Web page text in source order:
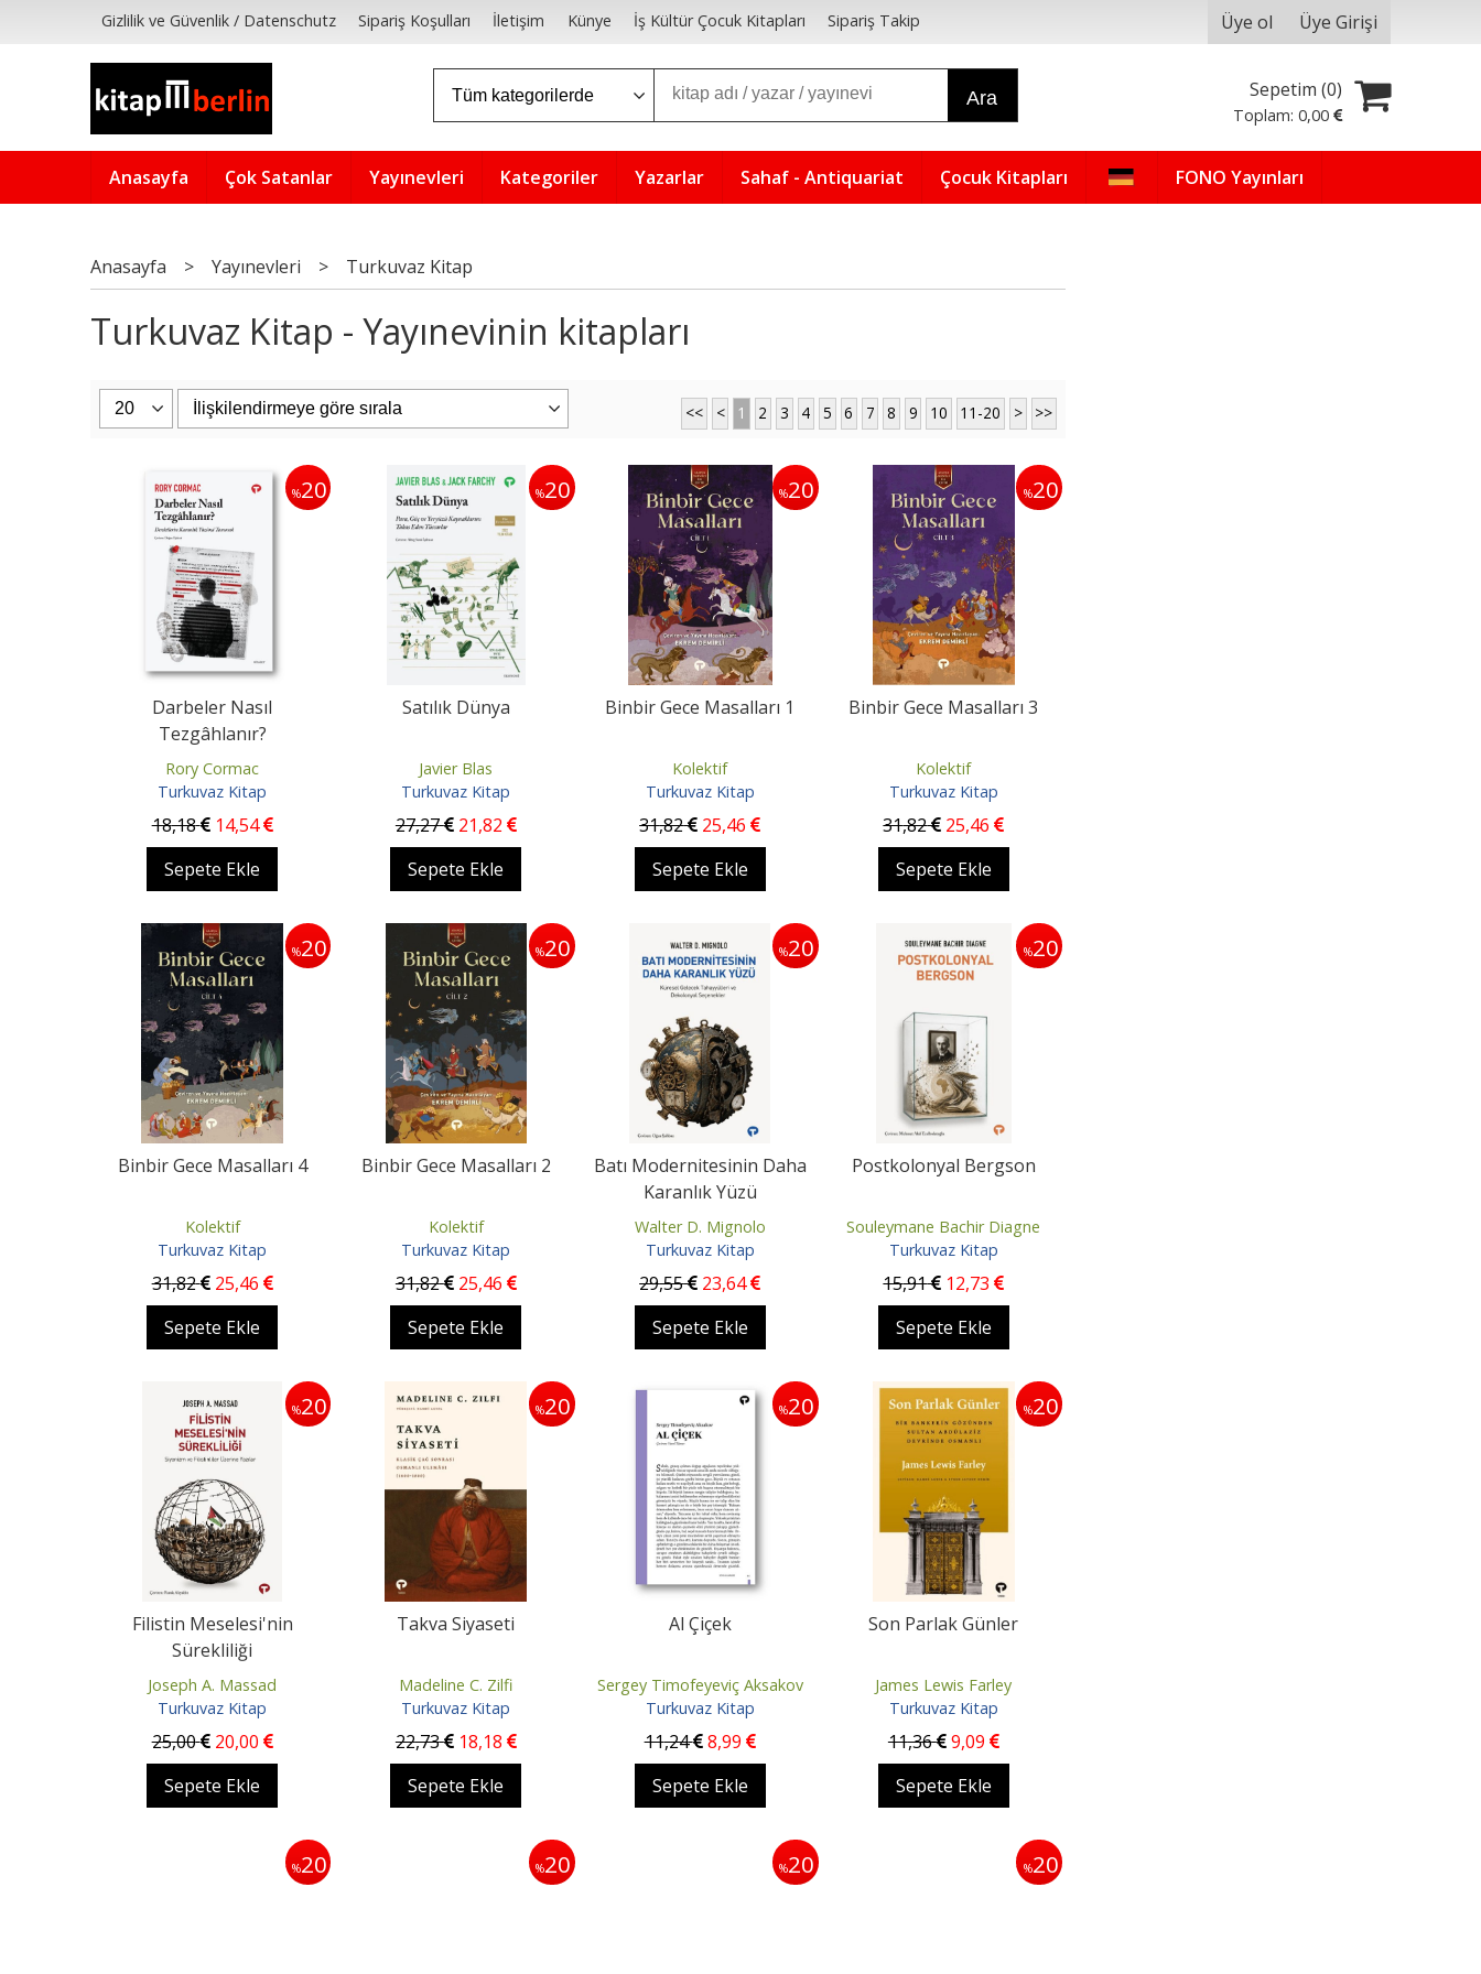
Gizlilik ve Güvenlik / Datenschutz Sipariş Koşulları İletişim Künye İş Kültür Çocuk Kitapları Sipariş Takip Üye ol Üye Girişi
Ara Sepetim (0)
Toplam:0,00
Anasayfa Çok Satanlar Yayınevleri Kategoriler Yazarlar Sahaf - Antiquariat Çocuk Kitapları FONO Yayınları
Anasayfa > Yayınevleri > Turkuvaz Kitap
Turkuvaz Kitap - Yayınevinin kitapları
<< < 1 2 3 4 5 6 7 8 9 10 11-20 > >>
%20
Darbeler Nasıl
Tezgâhlanır?
Rory Cormac
Turkuvaz Kitap
18,18 14,54
Sepete Ekle
%20
Satılık Dünya
Javier Blas
Turkuvaz Kitap
27,27 21,82
Sepete Ekle
%20
Binbir Gece Masalları 1
Kolektif
Turkuvaz Kitap
31,82 25,46
Sepete Ekle
%20
Binbir Gece Masalları 3
Kolektif
Turkuvaz Kitap
31,82 25,46
Sepete Ekle
%20
Binbir Gece Masalları 4
Kolektif
Turkuvaz Kitap
31,82 25,46
Sepete Ekle
%20
Binbir Gece Masalları 2
Kolektif
Turkuvaz Kitap
31,82 25,46
Sepete Ekle
%20
Batı Modernitesinin Daha
Karanlık Yüzü
Walter D. Mignolo
Turkuvaz Kitap
29,55 23,64
Sepete Ekle
%20
Postkolonyal Bergson
Souleymane Bachir Diagne
Turkuvaz Kitap
15,91 12,73
Sepete Ekle
%20
Filistin Meselesi'nin
Sürekliliği
Joseph A. Massad
Turkuvaz Kitap
25,00 20,00
Sepete Ekle
%20
Takva Siyaseti
Madeline C. Zilfi
Turkuvaz Kitap
22,73 18,18
Sepete Ekle
%20
Al Çiçek
Sergey Timofeyeviç Aksakov
Turkuvaz Kitap
11,24 8,99
Sepete Ekle
%20
Son Parlak Günler
James Lewis Farley
Turkuvaz Kitap
11,36 9,09
Sepete Ekle
%20 %20 %20 %20